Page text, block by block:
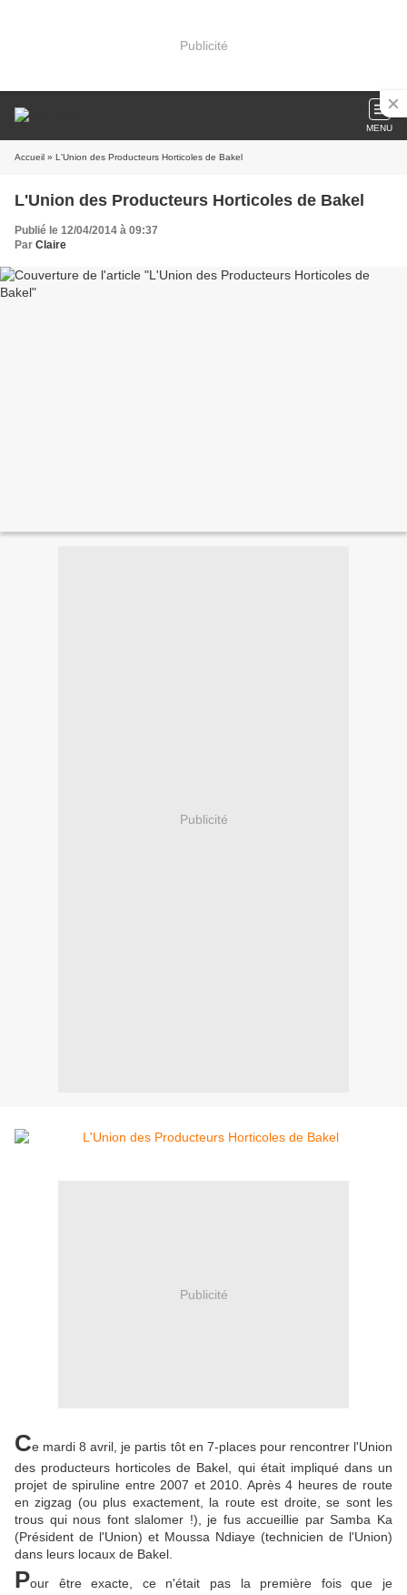
Publicité
MENU
Accueil » L'Union des Producteurs Horticoles de Bakel
L'Union des Producteurs Horticoles de Bakel
Publié le 12/04/2014 à 09:37
Par Claire
Publicité
Publicité
Ce mardi 8 avril, je partis tôt en 7-places pour rencontrer l'Union
des producteurs horticoles de Bakel, qui était impliqué dans un
projet de spiruline entre 2007 et 2010. Après 4 heures de route
en zigzag (ou plus exactement, la route est droite, se sont les
trous qui nous font slalomer !), je fus accueillie par Samba Ka
(Président de l'Union) et Moussa Ndiaye (technicien de l'Union)
dans leurs locaux de Bakel.
Pour être exacte, ce n'était pas la première fois que je